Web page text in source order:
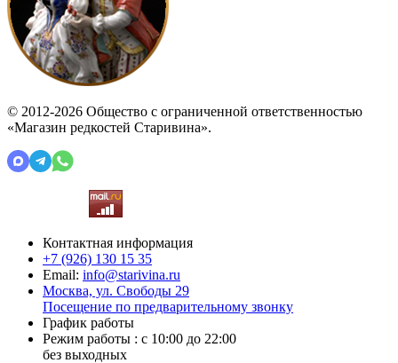
© 2012-2026 Общество с ограниченной ответственностью
«Магазин редкостей Старивина».
Контактная информация
+7 (926) 130 15 35
Email: info@starivina.ru
Москва, ул. Свободы 29
Посещение по предварительному звонку
График работы
Режим работы : с 10:00 до 22:00
без выходных